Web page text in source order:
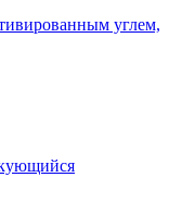
углем,